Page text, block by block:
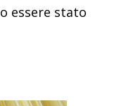
essere stato